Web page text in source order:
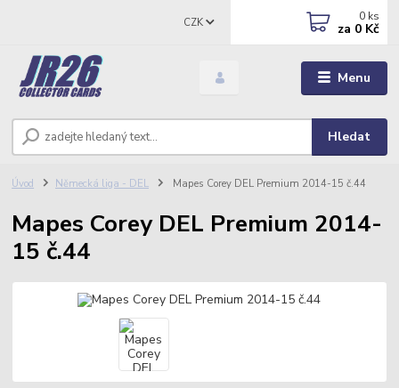
Menu
CZK
Hledat
0 ks
za 0 Kč
Úvod Německá liga - DEL Mapes Corey DEL Premium 2014-15 č.44
Mapes Corey DEL Premium 2014-
15 č.44